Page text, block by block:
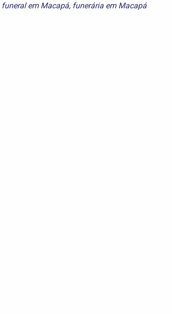
funeral em Macapá, funerária em Macapá